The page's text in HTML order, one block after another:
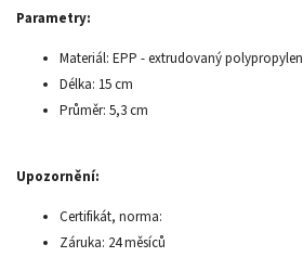
Parametry:
Materiál: EPP - extrudovaný polypropylen
Délka: 15 cm
Průměr: 5,3 cm
Upozornění:
Certifikát, norma:
Záruka: 24 měsíců